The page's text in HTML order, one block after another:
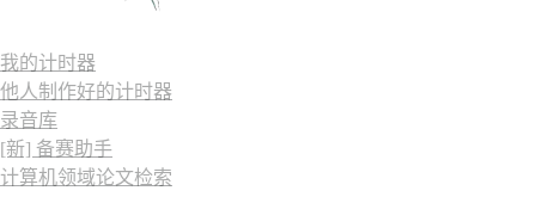
我的计时器
他人制作好的计时器
录音库
[新] 备赛助手
计算机领域论文检索